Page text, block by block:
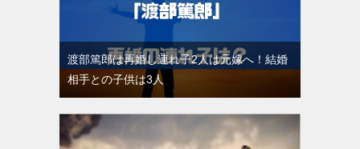
渡部篤郎は再婚し連れ子2人は元嫁へ！結婚
相手との子供は3人